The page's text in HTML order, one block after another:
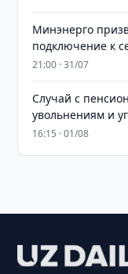
Минэнерго
подключение к
21:00 · 31/07
Случай с
увольнениям и
16:15 · 01/08